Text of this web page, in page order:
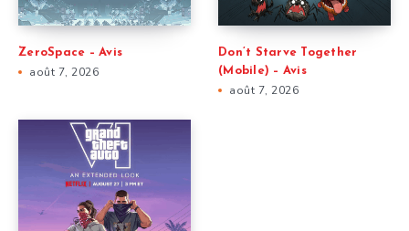
ZeroSpace – Avis
août 7, 2026
Don’t Starve Together
(Mobile) – Avis
août 7, 2026